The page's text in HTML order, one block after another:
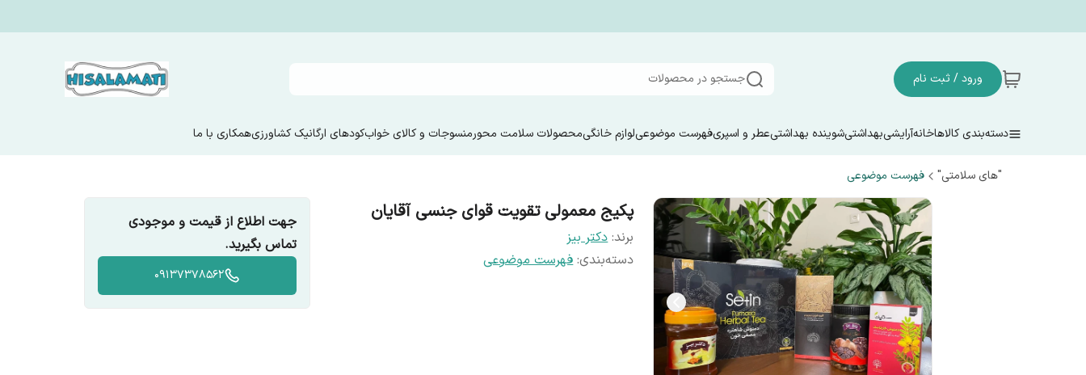
ورود / ثبت نام جستجو در محصولات
دسته‌بندی کالاهاخانهآرایشیبهداشتیشوینده بهداشتیعطر و اسپریفهرست موضوعیلوازم خانگیمحصولات سلامت محورمنسوجات و کالای خوابکودهای ارگانیک کشاورزیهمکاری با ما
"های سلامتی" فهرست موضوعی
پکیج معمولی تقویت قوای جنسی آقایان
برند: دکتر بیز
دسته‌بندی:فهرست موضوعی
جهت اطلاع از قیمت و موجودی
تماس بگیرید.
09137378562